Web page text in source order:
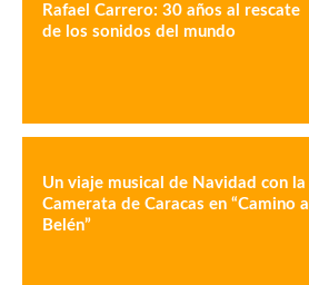
Rafael Carrero: 30 años al rescate
de los sonidos del mundo
Un viaje musical de Navidad con la
Camerata de Caracas en “Camino a
Belén”